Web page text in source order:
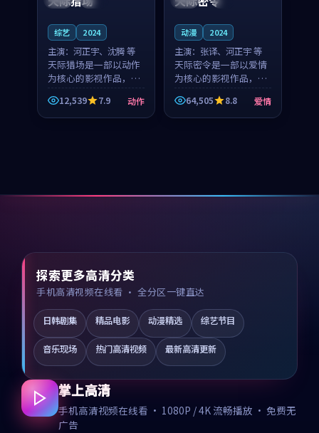
综艺 2024
主演： 河正宇、沈腾 等
天际猎场是一部以动作
为核心的影视作品，围
绕危机、反转与人物成
长展开，整体节奏紧
凑，值得推荐观看。
12,539 7.9 动作
动漫 2024
主演： 张译、河正宇 等
天际密令是一部以爱情
为核心的影视作品，围
绕危机、反转与人物成
长展开，整体节奏紧
凑，值得推荐观看。
64,505 8.8 爱情
探索更多高清分类
手机高清视频在线看 · 全分区一键直达
日韩剧集 精品电影 动漫精选 综艺节目
音乐现场 热门高清视频 最新高清更新
掌上高清
手机高清视频在线看 · 1080P / 4K 流畅播放 · 免费无
广告